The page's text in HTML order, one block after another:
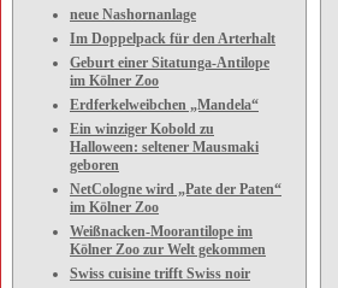
neue Nashornanlage
Im Doppelpack für den Arterhalt
Geburt einer Sitatunga-Antilope
im Kölner Zoo
Erdferkelweibchen „Mandela“
Ein winziger Kobold zu
Halloween: seltener Mausmaki
geboren
NetCologne wird „Pate der Paten“
im Kölner Zoo
Weißnacken-Moorantilope im
Kölner Zoo zur Welt gekommen
Swiss cuisine trifft Swiss noir